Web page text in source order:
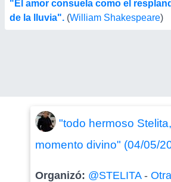
"El amor consuela como el
de la lluvia". (William Shakespeare)
"todo hermoso
momento divino" (04/05/
Organizó: @STELITA-